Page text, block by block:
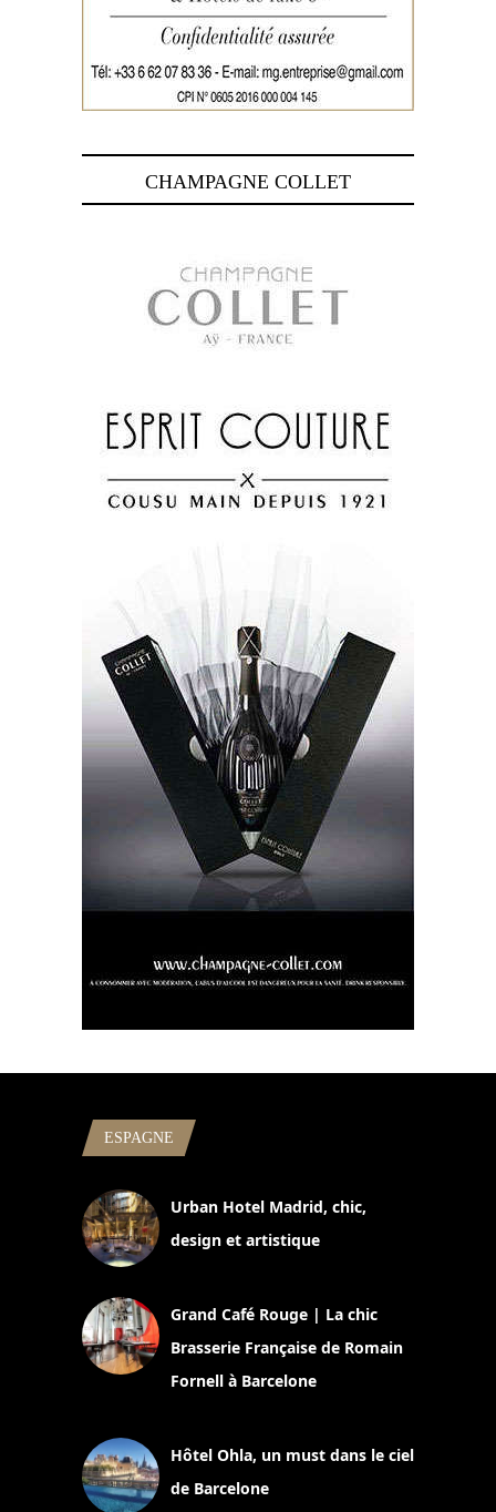
CHAMPAGNE COLLET
ESPAGNE
Urban Hotel Madrid, chic,
design et artistique
Grand Café Rouge | La chic
Brasserie Française de Romain
Fornell à Barcelone
Hôtel Ohla, un must dans le ciel
de Barcelone